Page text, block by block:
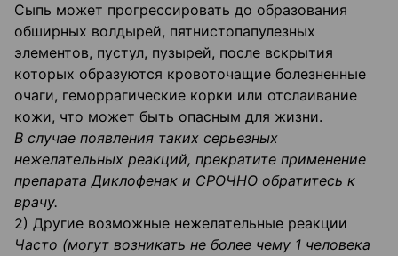
Сыпь может прогрессировать до образования
обширных волдырей, пятнисто­папулезных
элементов, пустул, пузырей, после вскрытия
которых образуются кровоточащие болезненные
очаги, геморрагические корки или отслаивание
кожи, что может быть опасным для жизни.
В случае появления таких серьезных
нежелательных реакций, прекратите применение
препарата Диклофенак и СРОЧНО обратитесь к
врачу.
2) Другие возможные нежелательные реакции
Часто (могут возникать не более чему 1 человека